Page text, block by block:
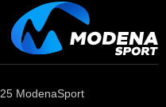
ModenaSport